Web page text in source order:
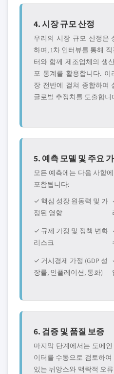
4. 시장 규모 산정
우리의 시장 규모 산정은
하며, 1차 인터뷰를 통해
터와 함께 제조업체의 생
포 통계를 활용합니다. 이
장 전반에 걸쳐 종합하여
글로벌 추정치를 도출합니
5. 예측 모델 및 주요
모든 예측에는 다음 사항
포함됩니다:
✓ 핵심 성장 원동력 및 가
정된 영향
✓ 규제 가정 및 정책 변화
리스크
✓ 거시경제 가정 (GDP 성
장률, 인플레이션, 통화)
6. 검증 및 품질 보증
마지막 단계에서는 도메
이터를 수동으로 검토하
있는 뉘앙스와 맥락적 오